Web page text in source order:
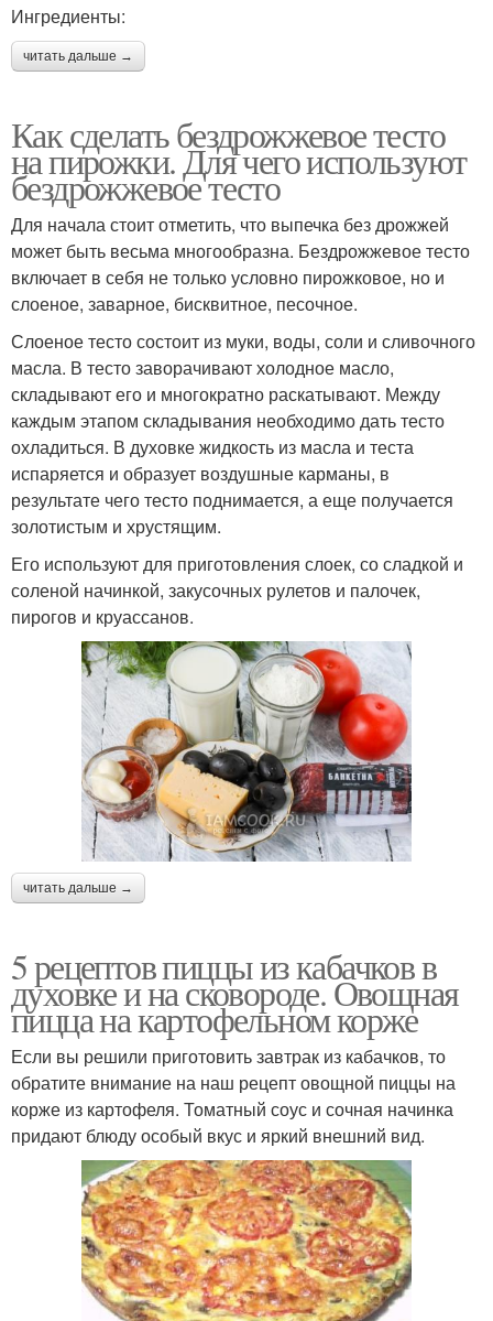
Ингредиенты:
читать дальше →
Как сделать бездрожжевое тесто
на пирожки. Для чего используют
бездрожжевое тесто
Для начала стоит отметить, что выпечка без дрожжей
может быть весьма многообразна. Бездрожжевое тесто
включает в себя не только условно пирожковое, но и
слоеное, заварное, бисквитное, песочное.
Слоеное тесто состоит из муки, воды, соли и сливочного
масла. В тесто заворачивают холодное масло,
складывают его и многократно раскатывают. Между
каждым этапом складывания необходимо дать тесто
охладиться. В духовке жидкость из масла и теста
испаряется и образует воздушные карманы, в
результате чего тесто поднимается, а еще получается
золотистым и хрустящим.
Его используют для приготовления слоек, со сладкой и
соленой начинкой, закусочных рулетов и палочек,
пирогов и круассанов.
читать дальше →
5 рецептов пиццы из кабачков в
духовке и на сковороде. Овощная
пицца на картофельном корже
Если вы решили приготовить завтрак из кабачков, то
обратите внимание на наш рецепт овощной пиццы на
корже из картофеля. Томатный соус и сочная начинка
придают блюду особый вкус и яркий внешний вид.